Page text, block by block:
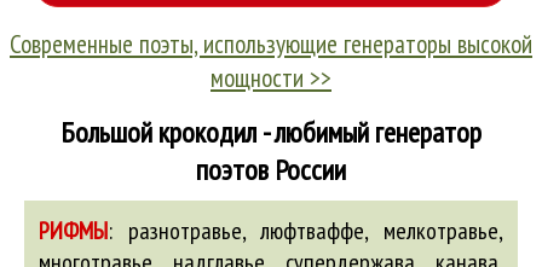
Современные поэты, использующие генераторы высокой
мощности >>
Большой крокодил - любимый генератор
поэтов России
РИФМЫ: разнотравье, люфтваффе, мелкотравье,